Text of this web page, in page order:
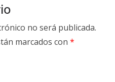
no será publicada.
marcados con *